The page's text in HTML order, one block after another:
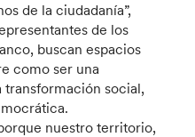
de la ciudadanía”,
de los
buscan espacios
como ser una
social,
nuestro territorio,